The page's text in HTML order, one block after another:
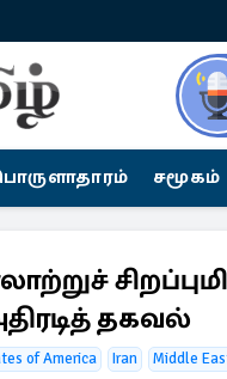
சமூகம்
தகவல்
of America Iran Middle